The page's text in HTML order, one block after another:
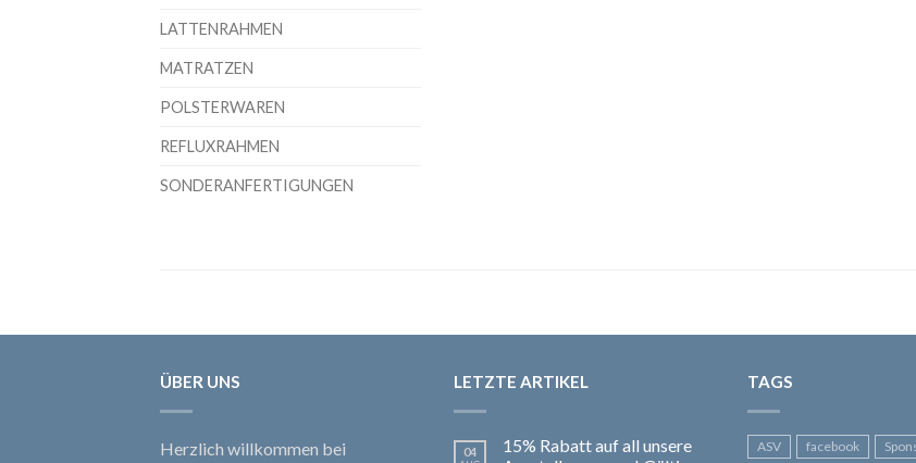
LATTENRAHMEN
MATRATZEN
POLSTERWAREN
REFLUXRAHMEN
SONDERANFERTIGUNGEN
ÜBER UNS
Herzlich willkommen bei
LETZTE ARTIKEL
04
15% Rabatt auf all unsere
TAGS
ASV facebook